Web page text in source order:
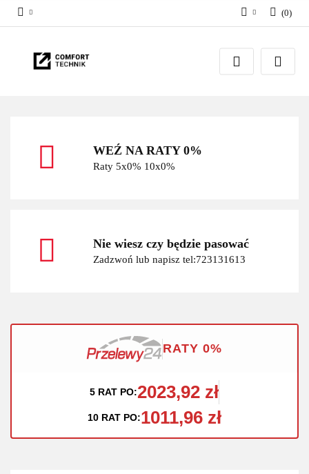
Zaloguj się
Zarejestruj się
(0)
WEŹ NA RATY 0%
Raty 5x0% 10x0%
Nie wiesz czy będzie pasować
Zadzwoń lub napisz tel:723131613
RATY 0%
5 RAT PO:2023,92 zł
10 RAT PO:1011,96 zł